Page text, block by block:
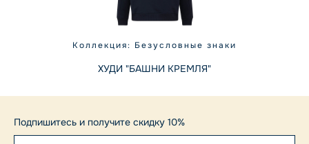
Коллекция: Безусловные знаки
ХУДИ "БАШНИ КРЕМЛЯ"
Подпишитесь и получите скидку 10%